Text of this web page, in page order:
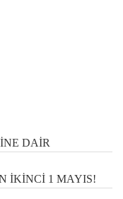
DAİR
İKİNCİ 1 MAYIS!